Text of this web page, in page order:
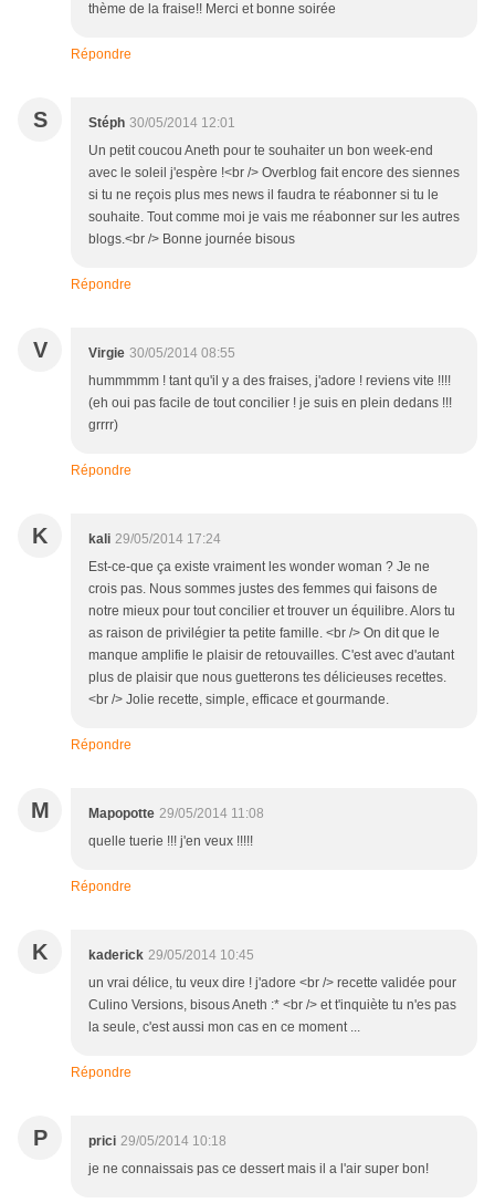
thème de la fraise!! Merci et bonne soirée
Répondre
S Stéph 30/05/2014 12:01
Un petit coucou Aneth pour te souhaiter un bon week-end
avec le soleil j'espère !<br /> Overblog fait encore des siennes
si tu ne reçois plus mes news il faudra te réabonner si tu le
souhaite. Tout comme moi je vais me réabonner sur les autres
blogs.<br /> Bonne journée bisous
Répondre
V Virgie 30/05/2014 08:55
hummmmm ! tant qu'il y a des fraises, j'adore ! reviens vite !!!!
(eh oui pas facile de tout concilier ! je suis en plein dedans !!!
grrrr)
Répondre
K kali 29/05/2014 17:24
Est-ce-que ça existe vraiment les wonder woman ? Je ne
crois pas. Nous sommes justes des femmes qui faisons de
notre mieux pour tout concilier et trouver un équilibre. Alors tu
as raison de privilégier ta petite famille. <br /> On dit que le
manque amplifie le plaisir de retouvailles. C'est avec d'autant
plus de plaisir que nous guetterons tes délicieuses recettes.
<br /> Jolie recette, simple, efficace et gourmande.
Répondre
M Mapopotte 29/05/2014 11:08
quelle tuerie !!! j'en veux !!!!!
Répondre
K kaderick 29/05/2014 10:45
un vrai délice, tu veux dire ! j'adore <br /> recette validée pour
Culino Versions, bisous Aneth :* <br /> et t'inquiète tu n'es pas
la seule, c'est aussi mon cas en ce moment ...
Répondre
P prici 29/05/2014 10:18
je ne connaissais pas ce dessert mais il a l'air super bon!